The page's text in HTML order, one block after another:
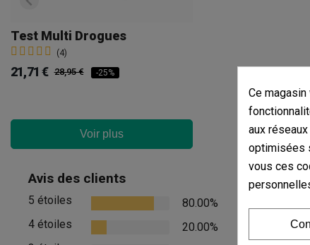
Test Multi Drogues
(4)
21,71 € 28,95 € -25%
Voir plus
Avis des clients
5 étoiles
80.00%
4 étoiles
20.00%
Il n'y a pas
Afficher les
Ce
aux
optimisées
vous ces